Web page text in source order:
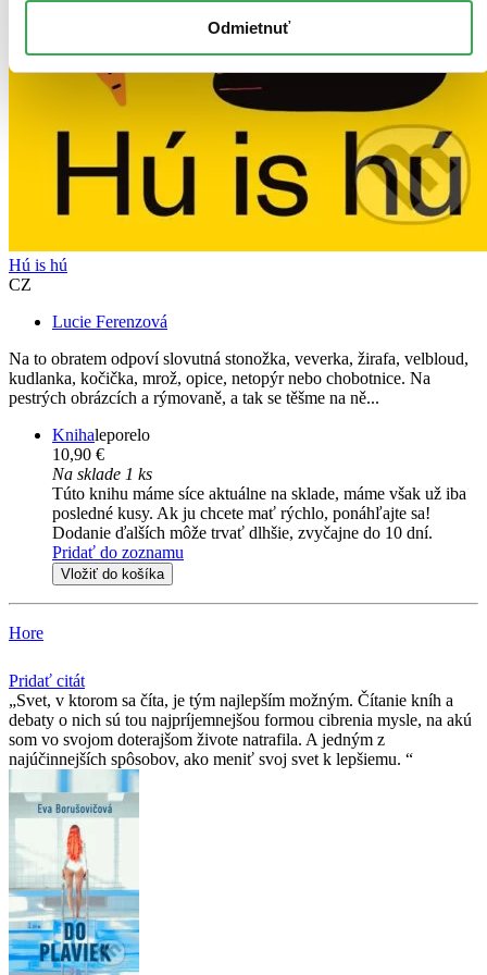
Odmietnuť
Hú is hú
CZ
Lucie Ferenzová
Na to obratem odpoví slovutná stonožka, veverka, žirafa, velbloud,
kudlanka, kočička, mrož, opice, netopýr nebo chobotnice. Na
pestrých obrázcích a rýmovaně, a tak se těšme na ně...
Knihaleporelo
10,90 €
Na sklade 1 ks
Túto knihu máme síce aktuálne na sklade, máme však už iba
posledné kusy. Ak ju chcete mať rýchlo, ponáhľajte sa!
Dodanie ďalších môže trvať dlhšie, zvyčajne do 10 dní.
Pridať do zoznamu
Vložiť do košíka
Hore
Pridať citát
Svet, v ktorom sa číta, je tým najlepším možným. Čítanie kníh a
debaty o nich sú tou najpríjemnejšou formou cibrenia mysle, na akú
som vo svojom doterajšom živote natrafila. A jedným z
najúčinnejších spôsobov, ako meniť svoj svet k lepšiemu.